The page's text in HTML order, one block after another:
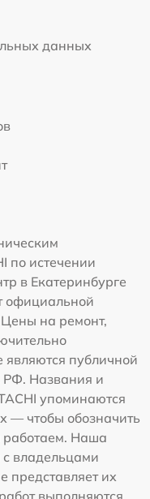
данных
по истечении
в Екатеринбурге
официальной
Цены на ремонт,
являются публичной
РФ. Названия и
упоминаются
— чтобы обозначить
работаем. Наша
владельцами
представляет их